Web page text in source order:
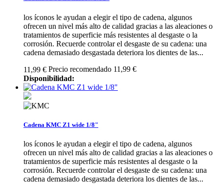
los íconos le ayudan a elegir el tipo de cadena, algunos
ofrecen un nivel más alto de calidad gracias a las aleaciones o
tratamientos de superficie más resistentes al desgaste o la
corrosión. Recuerde controlar el desgaste de su cadena: una
cadena demasiado desgastada deteriora los dientes de las...
11,99 € Precio recomendado 11,99 €
Disponibilidad:
Cadena KMC Z1 wide 1/8"
los íconos le ayudan a elegir el tipo de cadena, algunos
ofrecen un nivel más alto de calidad gracias a las aleaciones o
tratamientos de superficie más resistentes al desgaste o la
corrosión. Recuerde controlar el desgaste de su cadena: una
cadena demasiado desgastada deteriora los dientes de las...